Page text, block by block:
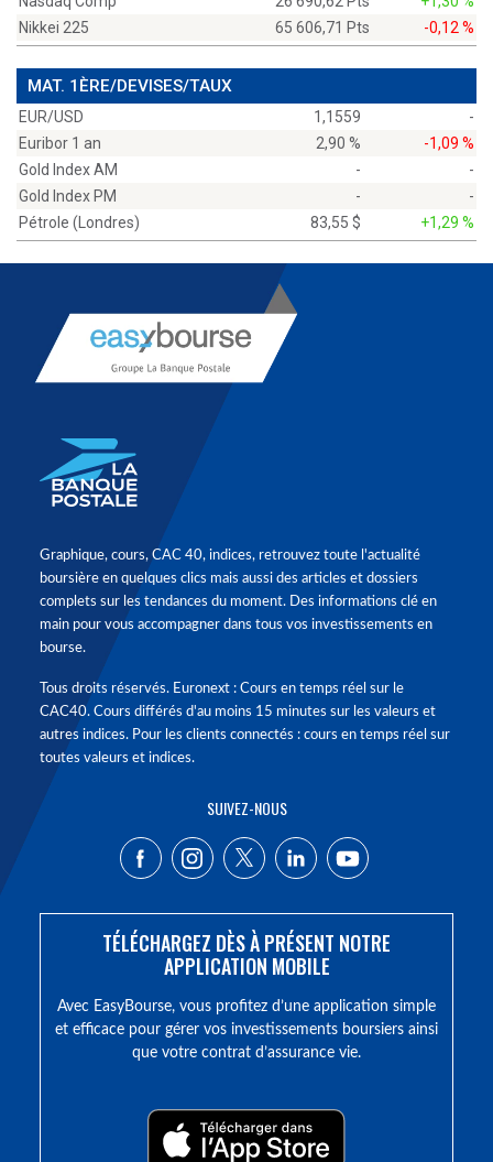
Nikkei 225
65 606,71 Pts -0,12 %
MAT. 1ÈRE/DEVISES/TAUX
EUR/USD 1,1559
-
Euribor 1 an
2,90 %
-1,09 %
Gold Index AM
-
-
Gold Index PM
-
-
Pétrole (Londres)
83,55 $ +1,29 %
Graphique, cours, CAC 40, indices, retrouvez toute l'actualité
boursière en quelques clics mais aussi des articles et dossiers
complets sur les tendances du moment. Des informations clé en
main pour vous accompagner dans tous vos investissements en
bourse.
Tous droits réservés. Euronext : Cours en temps réel sur le
CAC40. Cours différés d'au moins 15 minutes sur les valeurs et
autres indices. Pour les clients connectés : cours en temps réel sur
toutes valeurs et indices.
SUIVEZ-NOUS
TÉLÉCHARGEZ DÈS À PRÉSENT NOTRE
APPLICATION MOBILE
Avec EasyBourse, vous profitez d’une application simple
et efficace pour gérer vos investissements boursiers ainsi
que votre contrat d’assurance vie.